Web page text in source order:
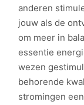
anderen
jouw als de
om meer in
essentie
wezen
behorende
stromingen